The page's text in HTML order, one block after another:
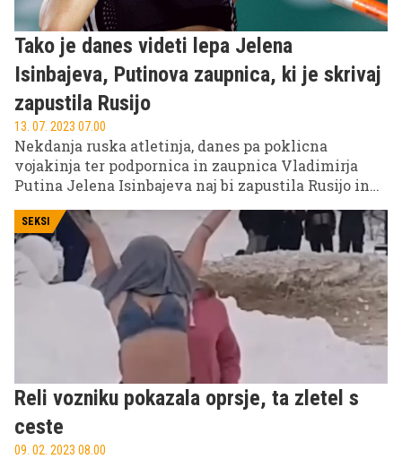
Tako je danes videti lepa Jelena
Isinbajeva, Putinova zaupnica, ki je skrivaj
zapustila Rusijo
13. 07. 2023 07.00
Nekdanja ruska atletinja, danes pa poklicna
vojakinja ter podpornica in zaupnica Vladimirja
Putina Jelena Isinbajeva naj bi zapustila Rusijo in
SEKSI
Reli vozniku pokazala oprsje, ta zletel s
ceste
09. 02. 2023 08.00